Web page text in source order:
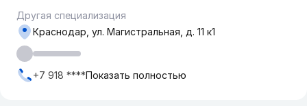
Другая специализация
Краснодар, ул. ​Магистральная, д. 11 к1
+7 918 ****Показать полностью